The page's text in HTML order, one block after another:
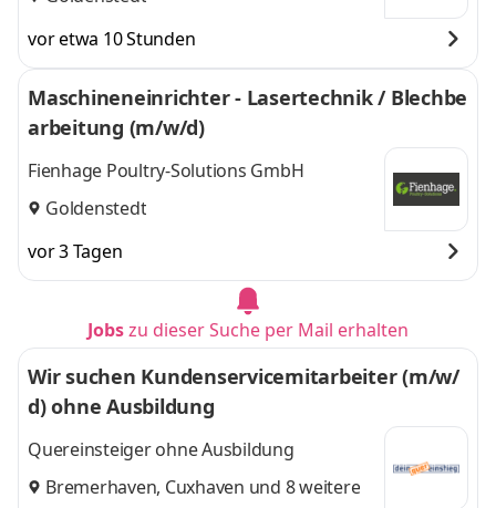
vor etwa 10 Stunden
Maschineneinrichter - Lasertechnik / Blechbe
arbeitung (m/w/d)
Fienhage Poultry-Solutions GmbH
Goldenstedt
vor 3 Tagen
Jobszu dieser Suche per Mail erhalten
Wir suchen Kundenservicemitarbeiter (m/w/
d) ohne Ausbildung
Quereinsteiger ohne Ausbildung
Bremerhaven, Cuxhaven und 8 weitere